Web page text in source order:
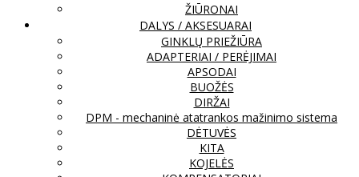
ŽIŪRONAI
DALYS / AKSESUARAI
GINKLŲ PRIEŽIŪRA
ADAPTERIAI / PERĖJIMAI
APSODAI
BUOŽĖS
DIRŽAI
DPM - mechaninė atatrankos mažinimo sistema
DĖTUVĖS
KITA
KOJELĖS